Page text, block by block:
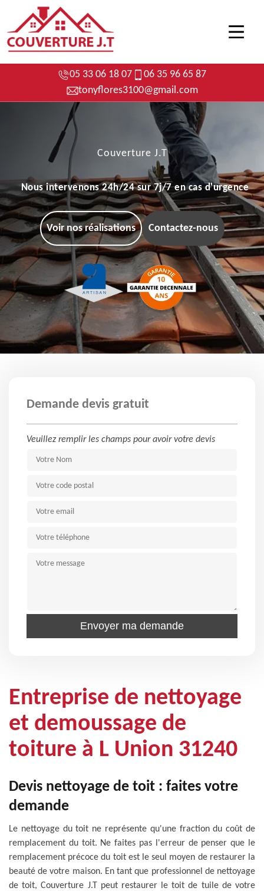
05 33 06 18 07
06 35 96 65 87
tonyflores3100@gmail.com
Couverture J.T
Nous intervenons 24h/24 sur 7j/7 en cas d'urgence
Voir nos réalisations Contactez-nous
Demande devis gratuit
Veuillez remplir les champs pour avoir votre devis
Entreprise de nettoyage
et demoussage de
toiture à L Union 31240
Devis nettoyage de toit : faites votre
demande
Le nettoyage du toit ne représente qu'une fraction du coût de
remplacement du toit. Ne faites pas l'erreur de penser que le
remplacement précoce du toit est le seul moyen de restaurer la
beauté de votre maison. En tant que professionnel de nettoyage
de toit, Couverture J.T peut restaurer le toit de tuile de votre